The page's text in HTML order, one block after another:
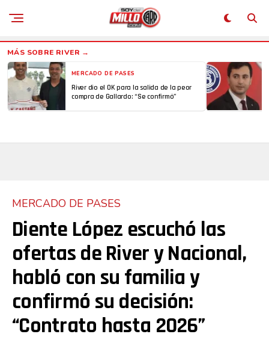
MERCADO DE PASES
River dio el OK para la salida de la peor
compra de Gallardo: “Se confirmó”
MERCADO DE PASES
Diente López escuchó las
ofertas de River y Nacional,
habló con su familia y
confirmó su decisión:
“Contrato hasta 2026”